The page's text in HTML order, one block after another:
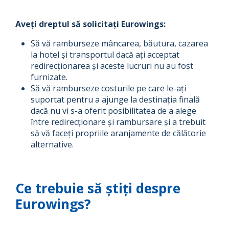
Aveți dreptul să solicitați Eurowings:
Să vă ramburseze mâncarea, băutura, cazarea
la hotel și transportul dacă ați acceptat
redirecționarea și aceste lucruri nu au fost
furnizate.
Să vă ramburseze costurile pe care le-ați
suportat pentru a ajunge la destinația finală
dacă nu vi s-a oferit posibilitatea de a alege
între redirecționare și rambursare și a trebuit
să vă faceți propriile aranjamente de călătorie
alternative.
Ce trebuie să știți despre
Eurowings?